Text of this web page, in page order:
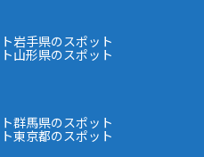
岩手県のスポット
山形県のスポット
群馬県のスポット
東京都のスポット